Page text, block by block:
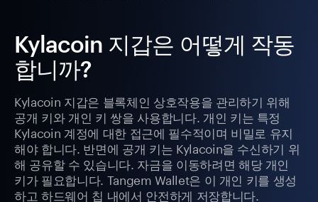
Kylacoin 지갑은 어떻게 작동
합니까?
Kylacoin 지갑은 블록체인 상호작용을 관리하기 위해
공개 키와 개인 키 쌍을 사용합니다. 개인 키는 특정
Kylacoin 계정에 대한 접근에 필수적이며 비밀로 유지
해야 합니다. 반면에 공개 키는 Kylacoin을 수신하기 위
해 공유할 수 있습니다. 자금을 이동하려면 해당 개인
키가 필요합니다. Tangem Wallet은 이 개인 키를 생성
하고 하드웨어 칩 내에서 안전하게 저장합니다.